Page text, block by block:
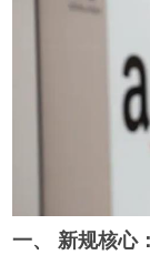
一、 新规核心